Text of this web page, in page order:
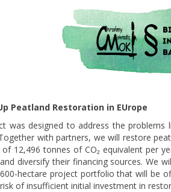
Up Peatland Restoration in EUrope
was designed to address the
with partners, we will restore
12,496 tonnes of CO₂ equivalent per
diversify their financing sources. We
hectare project portfolio that will be
of insufficient initial investment in